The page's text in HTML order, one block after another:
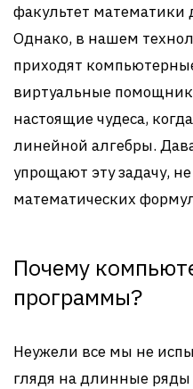
факультет математики
Однако, в нашем
приходят
виртуальные
настоящие чудеса,
линейной алгебры.
упрощают эту задачу,
математических
Почему
программы?
Неужели все мы не
глядя на длинные